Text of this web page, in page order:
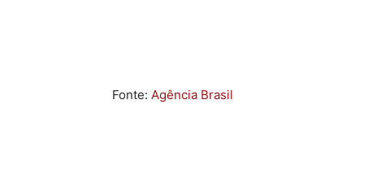
Fonte: Agência Brasil